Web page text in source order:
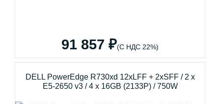
91 857 ₽(С НДС 22%)
DELL PowerEdge R730xd 12xLFF + 2xSFF / 2 x
E5-2650 v3 / 4 x 16GB (2133P) / 750W